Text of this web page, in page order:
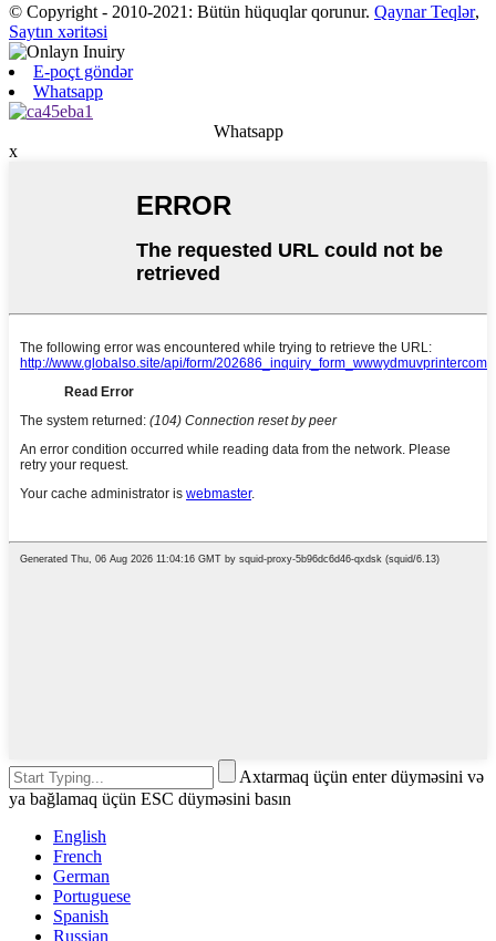
© Copyright - 2010-2021: Bütün hüquqlar qorunur. Qaynar Teqlər,
Saytın xəritəsi
E-poçt göndər
Whatsapp
Whatsapp
x
Axtarmaq üçün enter düyməsini və
ya bağlamaq üçün ESC düyməsini basın
English
French
German
Portuguese
Spanish
Russian